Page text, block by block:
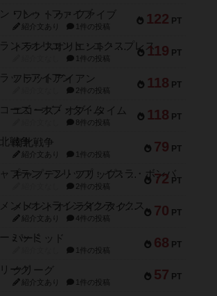
122 PT
ワン・トゥ・ファイブ
紹介文あり 1件の投稿
119 PT
トランスオリエント・エクスプレス
1件の投稿
118 PT
フラットアイアン
2件の投稿
118 PT
エコーズ・オブ・タイム
8件の投稿
79 PT
南北戦争
紹介文あり 1件の投稿
72 PT
キャプテン・フリップ：イスラ・ボンバ
2件の投稿
70 PT
メメントオンラインタクティクス
紹介文あり 4件の投稿
68 PT
パーミッド
1件の投稿
57 PT
クリーグ
紹介文あり 1件の投稿